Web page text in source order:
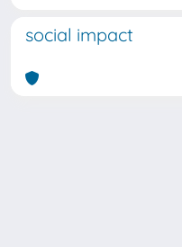
social impact